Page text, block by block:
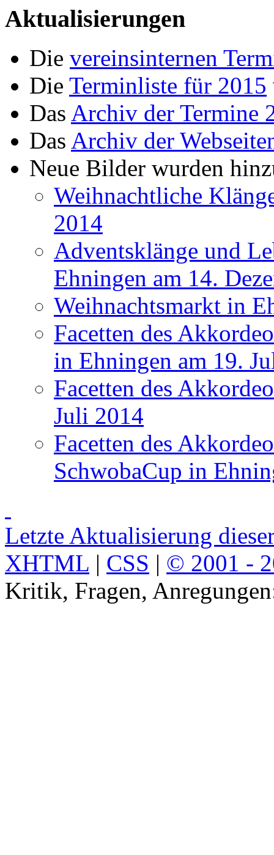
Aktualisierungen
Die vereinsinternen
Die Terminliste für 2015
Das Archiv der Termine
Das Archiv der
Neue Bilder wurden
Weihnachtliche
2014
Adventsklänge und
Ehningen am 14.
Weihnachtsmarkt in
Facetten des
in Ehningen am 19.
Facetten des
Juli 2014
Facetten des
SchwobaCup in
Letzte Aktualisierung
XHTML | CSS | © 2001 -
Kritik, Fragen,